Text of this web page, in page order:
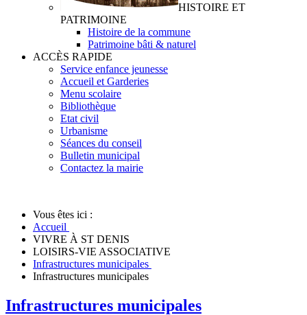
HISTOIRE ET
PATRIMOINE
Histoire de la commune
Patrimoine bâti & naturel
ACCÈS RAPIDE
Service enfance jeunesse
Accueil et Garderies
Menu scolaire
Bibliothèque
Etat civil
Urbanisme
Séances du conseil
Bulletin municipal
Contactez la mairie
Vous êtes ici :
Accueil
VIVRE À ST DENIS
LOISIRS-VIE ASSOCIATIVE
Infrastructures municipales
Infrastructures municipales
Infrastructures municipales